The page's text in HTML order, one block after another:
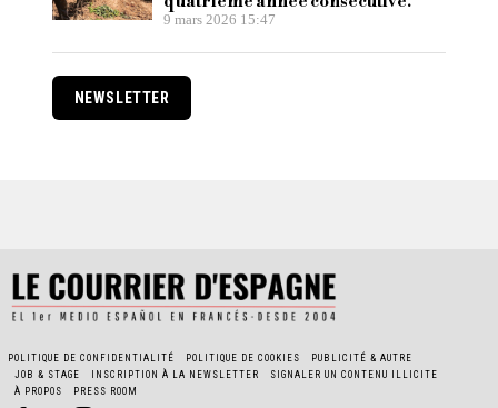
9 mars 2026 15:47
NEWSLETTER
POLITIQUE DE CONFIDENTIALITÉ POLITIQUE DE COOKIES
PUBLICITÉ & AUTRE
JOB & STAGE
INSCRIPTION À LA NEWSLETTER
SIGNALER UN CONTENU ILLICITE
À PROPOS
PRESS ROOM